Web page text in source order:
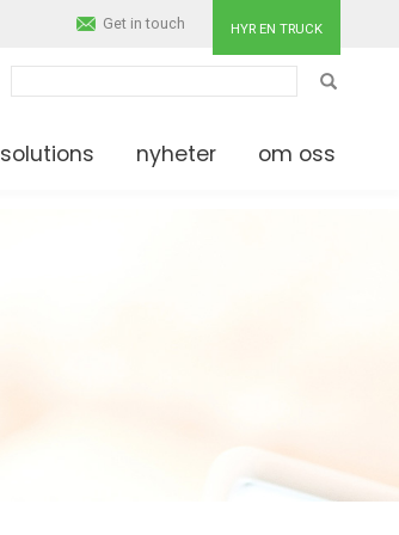
HYR EN TRUCK
Get in touch
SÖK
solutions nyheter om oss